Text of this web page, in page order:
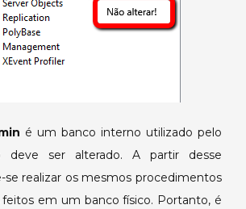
é um banco interno utilizado pelo
deve ser alterado. A partir desse
realizar os mesmos procedimentos
em um banco físico. Portanto, é